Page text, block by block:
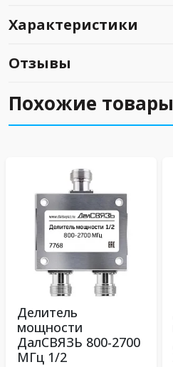
Характеристики
Отзывы
Похожие товары
Делитель
мощности
ДалСВЯЗЬ 800-2700
МГц 1/2